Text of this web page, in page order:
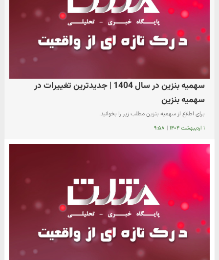
سهمیه بنزین در سال 1404 | جدیدترین تغییرات در
سهمیه بنزین
برای اطلاع از سهمیه بنزین مطلب زیر را بخوانید.
۱ اردیبهشت ۱۴۰۴ | ۹:۵۸